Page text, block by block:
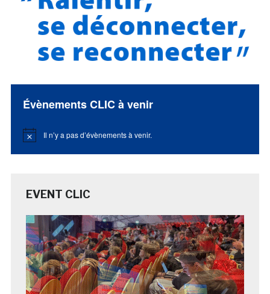
Évènements CLIC à venir
Notice Il n’y a pas d’évènements à venir.
EVENT CLIC